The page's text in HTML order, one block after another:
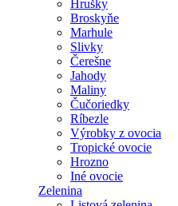
Hrušky
Broskyňe
Marhule
Slivky
Čerešne
Jahody
Maliny
Čučoriedky
Ríbezle
Výrobky z ovocia
Tropické ovocie
Hrozno
Iné ovocie
Zelenina